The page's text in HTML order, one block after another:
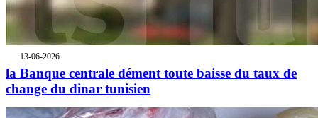
13-06-2026
la Banque centrale dément toute baisse du taux de
change du dinar tunisien